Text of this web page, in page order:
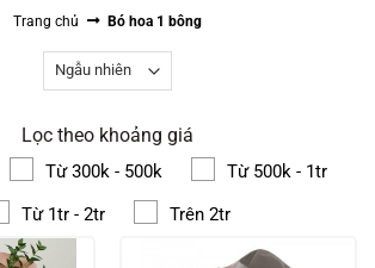
Trang chủ Bó hoa 1 bông
Lọc theo khoảng giá
Từ 300k - 500k
Từ 500k - 1tr
Từ 1tr - 2tr
Trên 2tr